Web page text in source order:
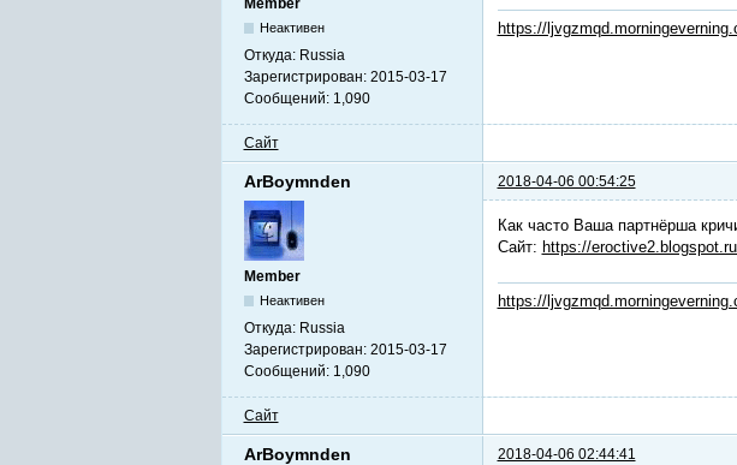
Неактивен
Откуда: Russia
Зарегистрирован: 2015-03-17
Сообщений: 1,090
https://
Сайт
ArBoymnden 2018-04-06 00:54:25
Member
Неактивен
Откуда: Russia
Зарегистрирован: 2015-03-17
Сообщений: 1,090
Как часто Ваша партнёрша
Сайт: https://
https://
Сайт
ArBoymnden 2018-04-06 02:44:41